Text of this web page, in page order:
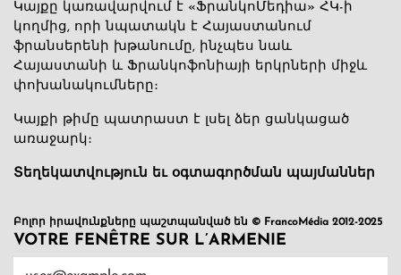
Կայքը կառավարվում է «ՖրանկոՄեդիա» ՀԿ-ի
կողմից, որի նպատակն է Հայաստանում
ֆրանսերենի խթանումը, ինչպես նաև
Հայաստանի և Ֆրանկոֆոնիայի երկրների միջև
փոխանակումները։
Կայքի թիմը պատրաստ է լսել ձեր ցանկացած
առաջարկ։
Տեղեկատվություն եւ օգտագործման պայմաններ
Բոլոր իրավունքները պաշտպանված են © FrancoMédia 2012-2025
VOTRE FENÊTRE SUR L’ARMENIE